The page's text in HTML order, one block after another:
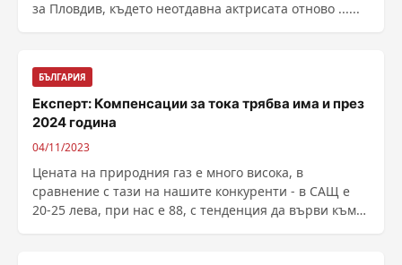
за Пловдив, където неотдавна актрисата отново ......
БЪЛГАРИЯ
Експерт: Компенсации за тока трябва има и през
2024 година
04/11/2023
Цената на природния газ е много висока, в
сравнение с тази на нашите конкуренти - в САЩ е
20-25 лева, при нас е 88, с тенденция да върви към